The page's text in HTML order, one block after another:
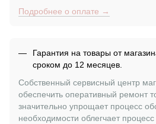
Подробнее о оплате →
Гарантия на товары от
сроком до 12 месяцев.
Собственный сервисный центр
обеспечить оперативный ремонт
значительно упрощает процесс
необходимости облегчает